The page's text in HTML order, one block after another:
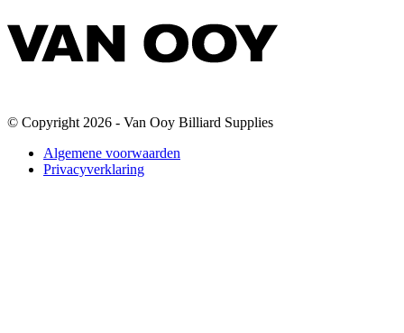
© Copyright 2026 - Van Ooy Billiard Supplies
Algemene voorwaarden
Privacyverklaring